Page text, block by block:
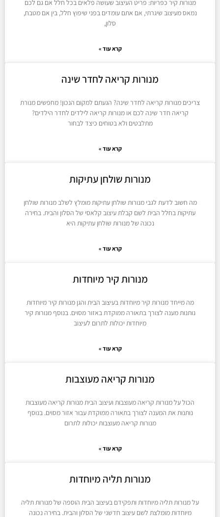
מנורות קיר כפריות: פריט העיצוב שעושה פלאים בכל חלל אם גם לכם
נמאס מעיצוב שיגרתי, אם אתם עומדים בפני שיפוץ חלל, בין אם מטבח,
סלון,
קרא עוד »
מנורות קריאה לחדר שינה
צריכים מנורות קריאה לחדר שינה? הגעתם למקום הנכון! מחפשים מנורת
קריאה חדר שינה לכם או מנורות קריאה לילדים לחדר הילדים?
מתלבטים ולא בטוחים כיצד לבחור
קרא עוד »
מנורות שולחן עתיקות
מה חשוב לדעת לגבי מנורות שולחן עתיקות מומלץ לשלב מנורות שולחן
עתיקות בחלל הבית לשם קבלת עיצוב קלאסי של הסלון והבית. בחירה
נכונה של מנורות שולחן עתיקות היא
קרא עוד »
מנורות קיר מיוחדות
מה מייחד מנורות קיר מיוחדות בעיצוב הבית והגן מנורות קיר מיוחדות
נותנות מענה לצורך בתאורה ממוקדת באזור מסוים. בנוסף מנורות קיר
מיוחדות יכולות לתרום לעיצוב
קרא עוד »
מנורות קריאה מעוצבות
הכול על מנורות קריאה מעוצבות ועיצוב הבית מנורות קריאה מעוצבות
נותנות את המענה לצורך בתאורה ממוקדת עבור אזור מסוים. בנוסף
מנורות קריאה מעוצבות יכולות לתרום
קרא עוד »
מנורות תליה מיוחדות
על מנורות תליה מיוחדות ותפקידם בעיצוב הבית הוספה של מנורות תליה
מיוחדות מומלצת לשם עיצוב חדשני של הסלון והבית. בחירה נכונה